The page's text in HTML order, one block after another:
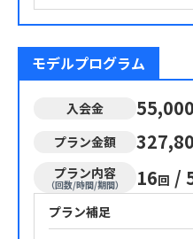
モデルプログラム
入会金 55,000
プラン金額
プラン内容
（回数/時間/期間） 16回 /
プラン補足